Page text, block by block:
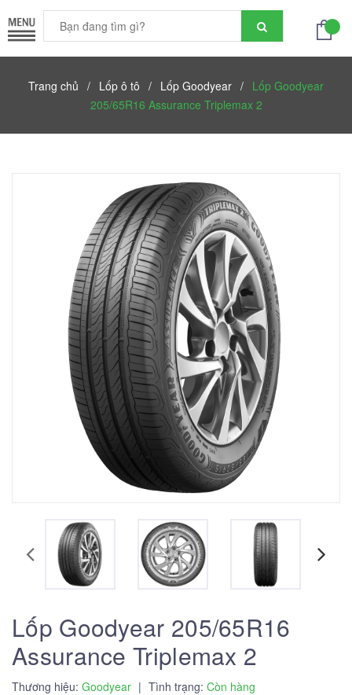
Trang chủ / Lốp ô tô / Lốp Goodyear / Lốp Goodyear
205/65R16 Assurance Triplemax 2
Lốp Goodyear 205/65R16
Assurance Triplemax 2
Thương hiệu: Goodyear | Tình trạng: Còn hàng